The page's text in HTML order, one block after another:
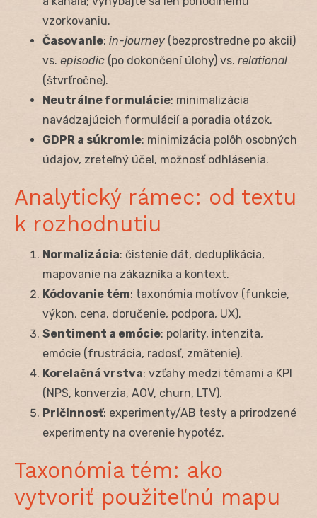
vzorkovaniu.
Časovanie: in-journey (bezprostredne po akcii)
vs. episodic (po dokončení úlohy) vs. relational
(štvrťročne).
Neutrálne formulácie: minimalizácia
navádzajúcich formulácií a poradia otázok.
GDPR a súkromie: minimizácia polôh osobných
údajov, zreteľný účel, možnosť odhlásenia.
Analytický rámec: od textu
k rozhodnutiu
Normalizácia: čistenie dát, deduplikácia,
mapovanie na zákazníka a kontext.
Kódovanie tém: taxonómia motívov (funkcie,
výkon, cena, doručenie, podpora, UX).
Sentiment a emócie: polarity, intenzita,
emócie (frustrácia, radosť, zmätenie).
Korelačná vrstva: vzťahy medzi témami a KPI
(NPS, konverzia, AOV, churn, LTV).
Pričinnosť: experimenty/AB testy a prirodzené
experimenty na overenie hypotéz.
Taxonómia tém: ako
vytvoriť použiteľnú mapu